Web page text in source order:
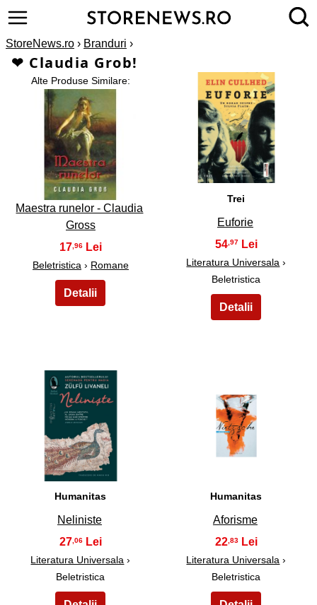
StoreNews.ro › Branduri ›
❤ Claudia Grob!
Alte Produse Similare:
1
Maestra runelor - Claudia
Gross
17,96
Beletristica › Romane
2
Trei
Euforie
54,97
Literatura Universala ›
Beletristica
3
Humanitas
Neliniste
27,06
Literatura Universala ›
Beletristica
4
Humanitas
Aforisme
22 ,83
Literatura Universala ›
Beletristica